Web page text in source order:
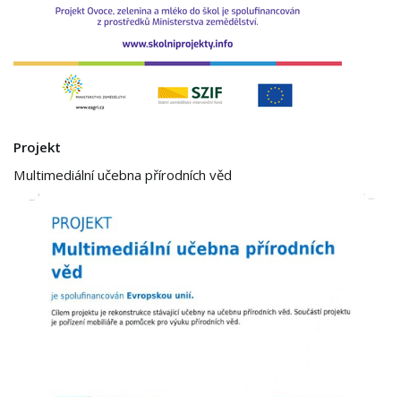
Projekt
Multimediální učebna přírodních věd